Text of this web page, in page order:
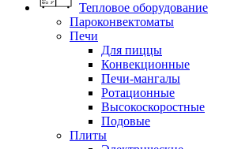
Тепловое оборудование
Пароконвектоматы
Печи
Для пиццы
Конвекционные
Печи-мангалы
Ротационные
Высокоскоростные
Подовые
Плиты